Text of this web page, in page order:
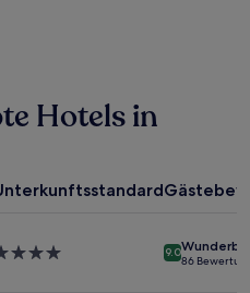
Hotels in
9.0
86